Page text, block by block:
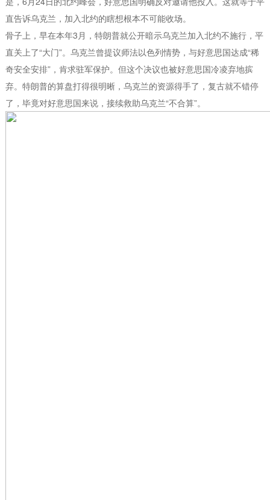
直告诉乌克兰，加入北约的瞎想根本不可能收场。
骨子上，早在本年3月，特朗普就公开暗示乌克兰加入北约不施行，平
直关上了“大门”。乌克兰曾提议师法以色列情势，与好意思国达成“稀
奇安全安排”，肯求驻军保护。但这个决议也被好意思国冷凌弃地摈
弃。特朗普的算盘打得很明晰，乌克兰的资源得手了，复古就不错停
了，毕竟对好意思国来说，接续救助乌克兰“不合算”。